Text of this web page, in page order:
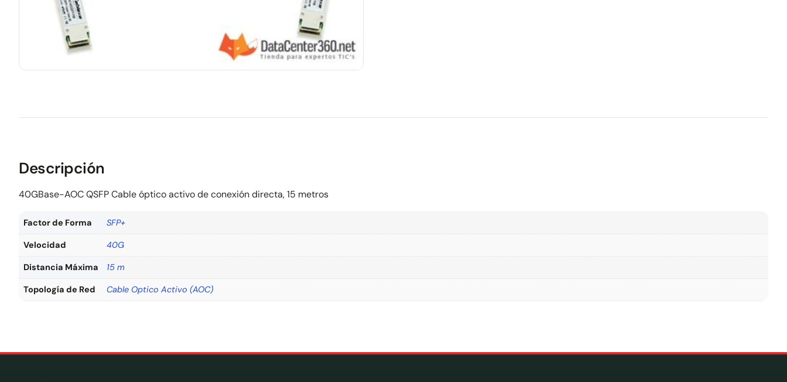
Descripción
40GBase-AOC QSFP Cable óptico activo de conexión directa, 15 metros
Factor de Forma SFP+
Velocidad 40G
Distancia Máxima 15 m
Topología de Red Cable Optico Activo (AOC)